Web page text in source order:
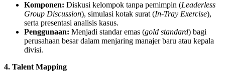
Komponen: Diskusi kelompok tanpa pemimpin (Leaderless
Group Discussion), simulasi kotak surat (In-Tray Exercise),
serta presentasi analisis kasus.
Penggunaan: Menjadi standar emas (gold standard) bagi
perusahaan besar dalam menjaring manajer baru atau kepala
divisi.
4. Talent Mapping